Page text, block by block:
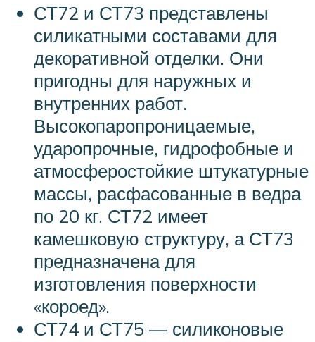
СТ72 и СТ73 представлены
силикатными составами для
декоративной отделки. Они
пригодны для наружных и
внутренних работ.
Высокопаропроницаемые,
ударопрочные, гидрофобные и
атмосферостойкие штукатурные
массы, расфасованные в ведра
по 20 кг. СТ72 имеет
камешковую структуру, а СТ73
предназначена для
изготовления поверхности
«короед».
СТ74 и СТ75 — силиконовые